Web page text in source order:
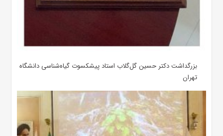
بزرگداشت دکتر حسین گل‌گلاب استاد پیشکسوت گیاه‌شناسی دانشگاه
تهران